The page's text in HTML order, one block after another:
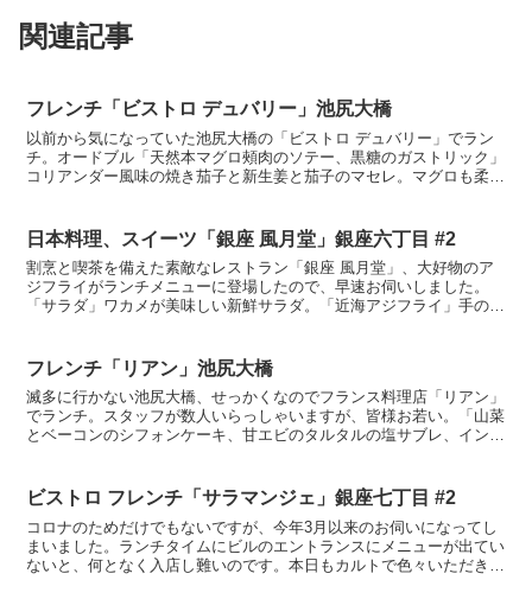
関連記事
フレンチ「ビストロ デュバリー」池尻大橋
以前から気になっていた池尻大橋の「ビストロ デュバリー」でラン
チ。オードブル「天然本マグロ頰肉のソテー、黒糖のガストリック」
コリアンダー風味の焼き茄子と新生姜と茄子のマセレ。マグロも柔ら
日本料理、スイーツ「銀座 風月堂」銀座六丁目 #2
割烹と喫茶を備えた素敵なレストラン「銀座 風月堂」、大好物のア
ジフライがランチメニューに登場したので、早速お伺いしました。
「サラダ」ワカメが美味しい新鮮サラダ。「近海アジフライ」手の平
フレンチ「リアン」池尻大橋
滅多に行かない池尻大橋、せっかくなのでフランス料理店「リアン」
でランチ。スタッフが数人いらっしゃいますが、皆様お若い。「山菜
とベーコンのシフォンケーキ、甘エビのタルタルの塩サブレ、インカ
ビストロ フレンチ「サラマンジェ」銀座七丁目 #2
コロナのためだけでもないですが、今年3月以来のお伺いになってし
まいました。ランチタイムにビルのエントランスにメニューが出てい
ないと、何となく入店し難いのです。本日もカルトで色々いただきま